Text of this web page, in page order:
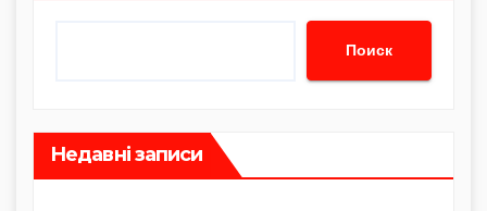
Поиск
Недавні записи